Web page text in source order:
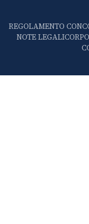
REGOLAMENTO
NOTE LEGALI